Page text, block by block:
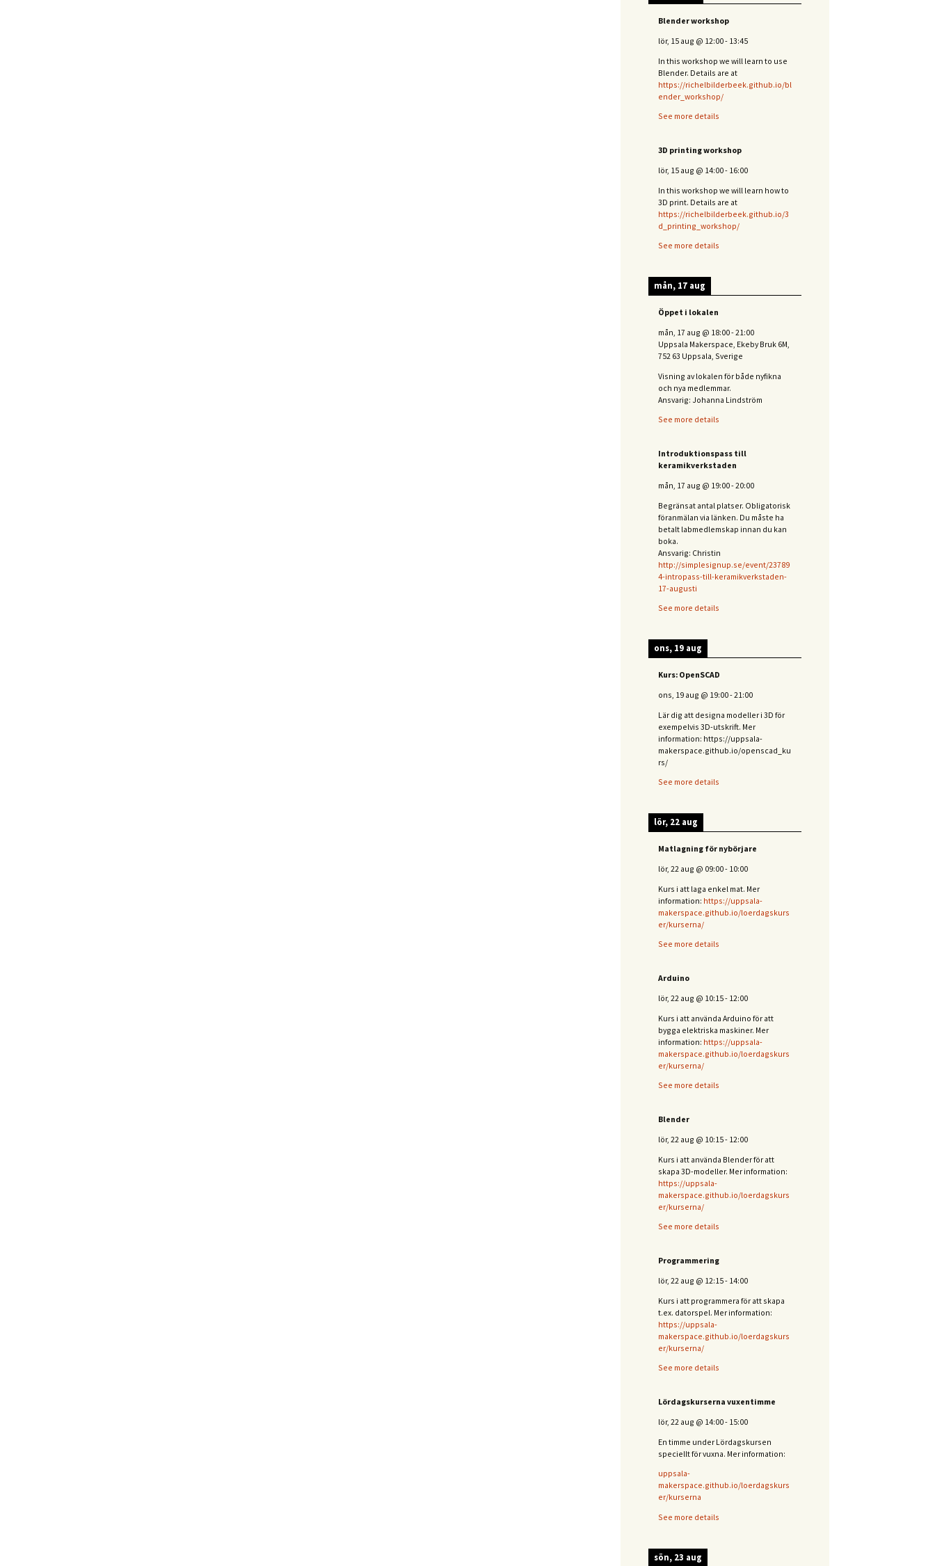
Blender workshop
lör, 15 aug @ 12:00- 13:45
In this workshop we will learn to use
Blender. Details are at
https://richelbilderbeek.github.io/bl
ender_workshop/
See more details
3D printing workshop
lör, 15 aug @ 14:00- 16:00
In this workshop we will learn how to
3D print. Details are at
https://richelbilderbeek.github.io/3
d_printing_workshop/
See more details
mån, 17 aug
Öppet i lokalen
mån, 17 aug @ 18:00-21:00
Uppsala Makerspace, Ekeby Bruk 6M,
752 63 Uppsala, Sverige
Visning av lokalen för både nyfikna
och nya medlemmar.
Ansvarig: Johanna Lindström
See more details
Introduktionspass till
keramikverkstaden
mån, 17 aug @ 19:00-20:00
Begränsat antal platser. Obligatorisk
föranmälan via länken. Du måste ha
betalt labmedlemskap innan du kan
boka.
Ansvarig: Christin
http://simplesignup.se/event/23789
4-intropass-till-keramikverkstaden-
17-augusti
See more details
ons, 19 aug
Kurs: OpenSCAD
ons, 19 aug @ 19:00-21:00
Lär dig att designa modeller i 3D för
exempelvis 3D-utskrift. Mer
information: https://uppsala-
makerspace.github.io/openscad_ku
rs/
See more details
lör, 22 aug
Matlagning för nybörjare
lör, 22 aug @ 09:00- 10:00
Kurs i att laga enkel mat. Mer
information: https://uppsala-
makerspace.github.io/loerdagskurs
er/kurserna/
See more details
Arduino
lör, 22 aug @ 10:15- 12:00
Kurs i att använda Arduino för att
bygga elektriska maskiner. Mer
information: https://uppsala-
makerspace.github.io/loerdagskurs
er/kurserna/
See more details
Blender
lör, 22 aug @ 10:15- 12:00
Kurs i att använda Blender för att
skapa 3D-modeller. Mer information:
https://uppsala-
makerspace.github.io/loerdagskurs
er/kurserna/
See more details
Programmering
lör, 22 aug @ 12:15- 14:00
Kurs i att programmera för att skapa
t.ex. datorspel. Mer information:
https://uppsala-
makerspace.github.io/loerdagskurs
er/kurserna/
See more details
Lördagskurserna vuxentimme
lör, 22 aug @ 14:00- 15:00
En timme under Lördagskursen
speciellt för vuxna. Mer information:
uppsala-
makerspace.github.io/loerdagskurs
er/kurserna
See more details
sön, 23 aug